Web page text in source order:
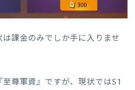
課金のみでしか手に入りませ
尊軍資』ですが、現状ではS1